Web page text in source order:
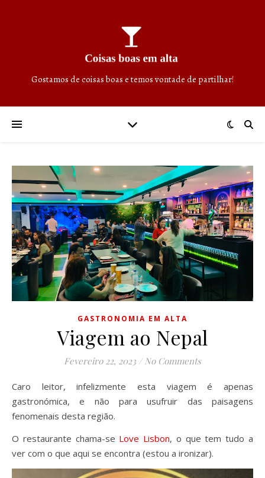
Gostamos de coisas boas e temos vontade de partilhar!
GASTRONOMIA EM ALTA
Viagem ao Nepal
Fevereiro 22, 2023 / No Comments
Caro leitor, infelizmente esta viagem é apenas
gastronómica, e não para usufruir das paisagens
fenomenais desta região.
O restaurante chama-se Love Lisbon, o que tem tudo a
ver com o que aqui se encontra (estou a ironizar).